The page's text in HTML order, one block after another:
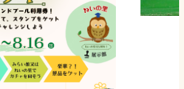
開催予定
8/22
アート展